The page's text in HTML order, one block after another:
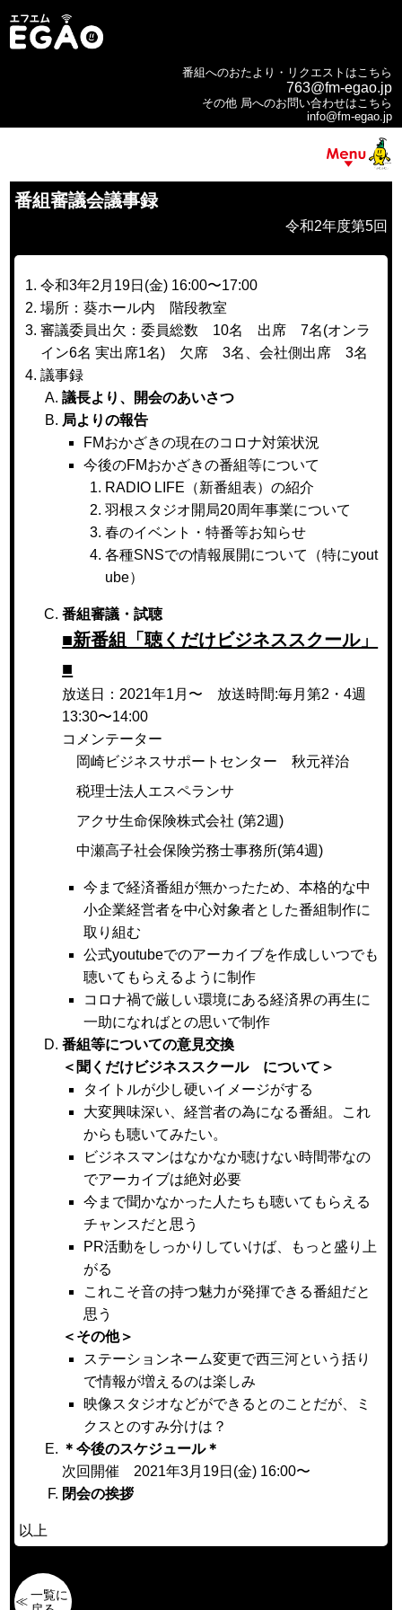
番組へのおたより・リクエストはこちら
763@fm-egao.jp
その他 局へのお問い合わせはこちら
info@fm-egao.jp
番組審議会議事録
令和2年度第5回
令和3年2月19日(金) 16:00〜17:00
場所：葵ホール内 階段教室
審議委員出欠：委員総数 10名 出席 7名(オンラ
イン6名 実出席1名) 欠席 3名、会社側出席 3名
議事録
議長より、開会のあいさつ
局よりの報告
FMおかざきの現在のコロナ対策状況
今後のFMおかざきの番組等について
RADIO LIFE（新番組表）の紹介
羽根スタジオ開局20周年事業について
春のイベント・特番等お知らせ
各種SNSでの情報展開について（特にyout
ube）
番組審議・試聴
■新番組「聴くだけビジネススクール」
■
放送日：2021年1月〜 放送時間:毎月第2・4週
13:30〜14:00
コメンテーター
岡崎ビジネスサポートセンター 秋元祥治
税理士法人エスペランサ
アクサ生命保険株式会社 (第2週)
中瀬高子社会保険労務士事務所(第4週)
今まで経済番組が無かったため、本格的な中
小企業経営者を中心対象者とした番組制作に
取り組む
公式youtubeでのアーカイブを作成しいつでも
聴いてもらえるように制作
コロナ禍で厳しい環境にある経済界の再生に
一助になればとの思いで制作
番組等についての意見交換
＜聞くだけビジネススクール について＞
タイトルが少し硬いイメージがする
大変興味深い、経営者の為になる番組。これ
からも聴いてみたい。
ビジネスマンはなかなか聴けない時間帯なの
でアーカイブは絶対必要
今まで聞かなかった人たちも聴いてもらえる
チャンスだと思う
PR活動をしっかりしていけば、もっと盛り上
がる
これこそ音の持つ魅力が発揮できる番組だと
思う
＜その他＞
ステーションネーム変更で西三河という括り
で情報が増えるのは楽しみ
映像スタジオなどができるとのことだが、ミ
クスとのすみ分けは？
＊今後のスケジュール＊
次回開催 2021年3月19日(金) 16:00〜
閉会の挨拶
以上
一覧に